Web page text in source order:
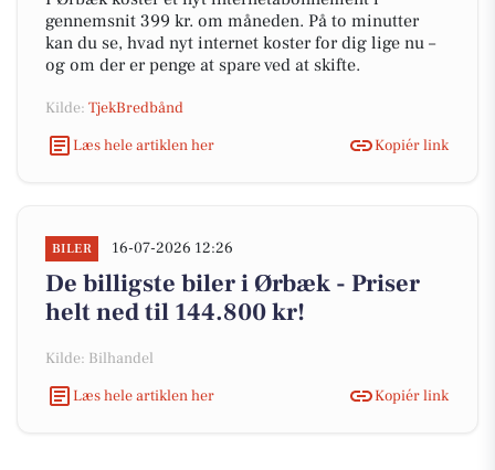
gennemsnit 399 kr. om måneden. På to minutter
kan du se, hvad nyt internet koster for dig lige nu –
og om der er penge at spare ved at skifte.
Kilde: TjekBredbånd
Læs hele artiklen her
Kopiér link
BILER 16-07-2026 12:26
De billigste biler i Ørbæk - Priser
helt ned til 144.800 kr!
Kilde: Bilhandel
Læs hele artiklen her
Kopiér link